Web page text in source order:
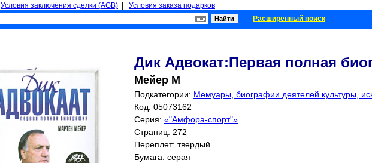
Условия заключения сделки (AGB) Условия заказа подарков
Расширенный поиск
Дик Адвокат:Первая полная
Мейер М
Подкатегории: Мемуары, биографии деятелей культуры,
Код: 05073162
Серия: «"Амфора-спорт"»
Страниц: 272
Переплет: твердый
Бумага: серая